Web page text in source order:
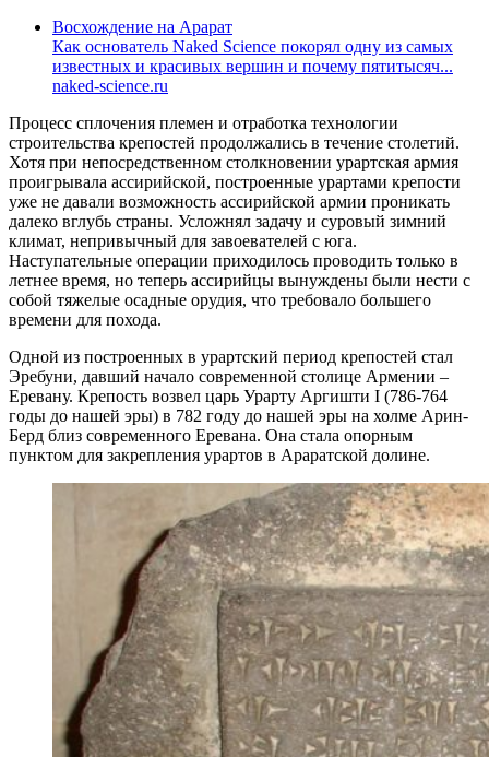
Восхождение на Арарат
Как основатель Naked Science покорял одну из самых
известных и красивых вершин и почему пятитысяч...
naked-science.ru
Процесс сплочения племен и отработка технологии
строительства крепостей продолжались в течение столетий.
Хотя при непосредственном столкновении урартская армия
проигрывала ассирийской, построенные урартами крепости
уже не давали возможность ассирийской армии проникать
далеко вглубь страны. Усложнял задачу и суровый зимний
климат, непривычный для завоевателей с юга.
Наступательные операции приходилось проводить только в
летнее время, но теперь ассирийцы вынуждены были нести с
собой тяжелые осадные орудия, что требовало большего
времени для похода.
Одной из построенных в урартский период крепостей стал
Эребуни, давший начало современной столице Армении –
Еревану. Крепость возвел царь Урарту Аргишти I (786-764
годы до нашей эры) в 782 году до нашей эры на холме Арин-
Берд близ современного Еревана. Она стала опорным
пунктом для закрепления урартов в Араратской долине.